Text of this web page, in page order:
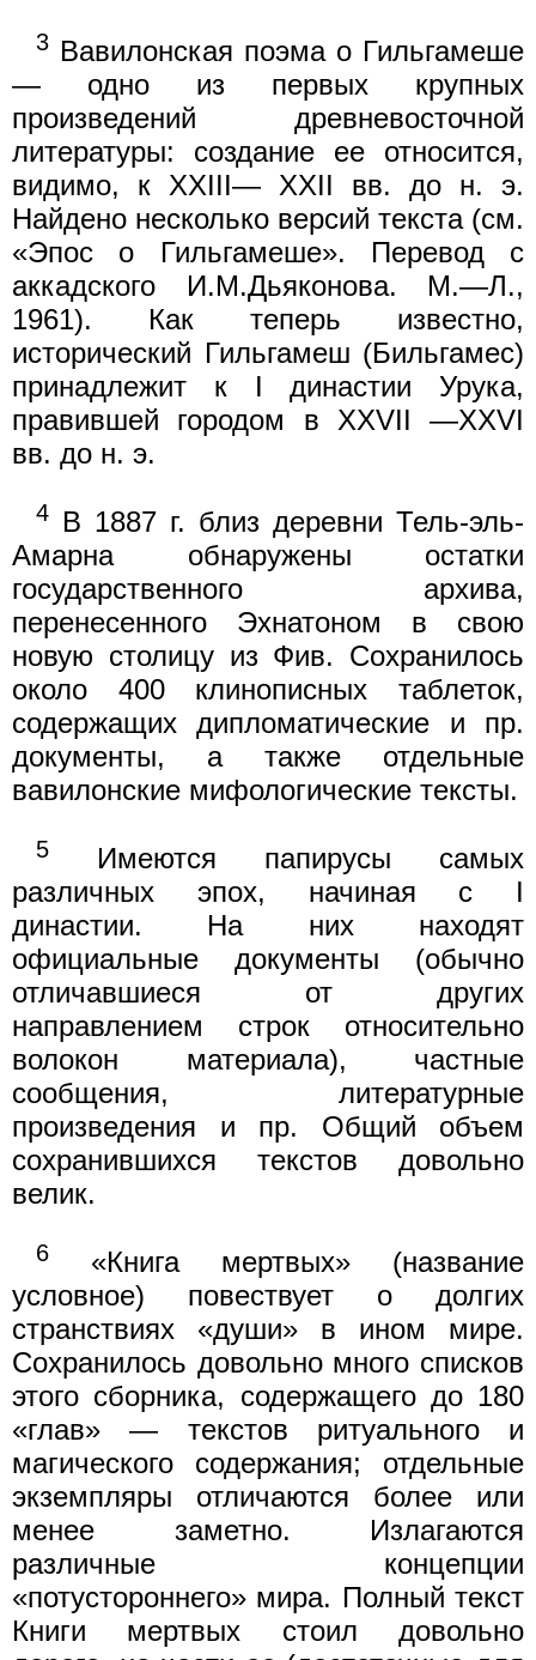
3 Вавилонская поэма о Гильгамеше
— одно из первых крупных
произведений древневосточной
литературы: создание ее относится,
видимо, к XXIII— XXII вв. до н. э.
Найдено несколько версий текста (см.
«Эпос о Гильгамеше». Перевод с
аккадского И.М.Дьяконова. М.—Л.,
1961). Как теперь известно,
исторический Гильгамеш (Бильгамес)
принадлежит к I династии Урука,
правившей городом в XXVII —XXVI
вв. до н. э.
4 В 1887 г. близ деревни Тель-эль-
Амарна обнаружены остатки
государственного архива,
перенесенного Эхнатоном в свою
новую столицу из Фив. Сохранилось
около 400 клинописных таблеток,
содержащих дипломатические и пр.
документы, а также отдельные
вавилонские мифологические тексты.
5
Имеются папирусы самых
различных эпох, начиная с I
династии. На них находят
официальные документы (обычно
отличавшиеся от других
направлением строк относительно
волокон материала), частные
сообщения, литературные
произведения и пр. Общий объем
сохранившихся текстов довольно
велик.
6
«Книга мертвых» (название
условное) повествует о долгих
странствиях «души» в ином мире.
Сохранилось довольно много списков
этого сборника, содержащего до 180
«глав» — текстов ритуального и
магического содержания; отдельные
экземпляры отличаются более или
менее заметно. Излагаются
различные концепции
«потустороннего» мира. Полный текст
Книги мертвых стоил довольно